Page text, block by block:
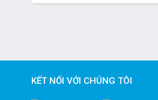
KẾT NỐI VỚI CHÚNG TÔI